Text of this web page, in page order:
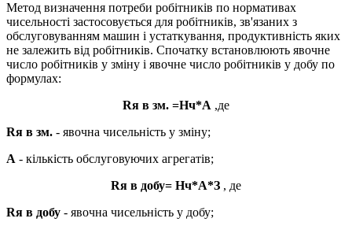
Метод визначення потреби робітників по нормативах
чисельності застосовується для робітників, зв'язаних з
обслуговуванням машин і устаткування, продуктивність яких
не залежить від робітників. Спочатку встановлюють явочне
число робітників у зміну і явочне число робітників у добу по
формулах:
Rя в зм. =Нч*А ,де
Rя в зм. - явочна чисельність у зміну;
А - кількість обслуговуючих агрегатів;
Rя в добу= Нч*А*З , де
Rя в добу - явочна чисельність у добу;